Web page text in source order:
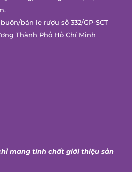
bán lẻ rượu số 332/GP-SCT
Thành Phố Hồ Chí Minh
mang tính chất giới thiệu sản